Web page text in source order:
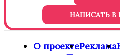
НАПИСАТЬ В
О проектеРеклама